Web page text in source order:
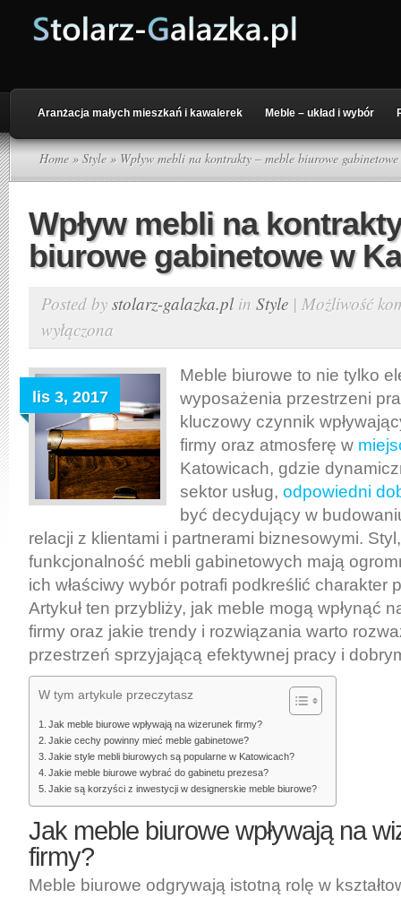
Aranżacja małych mieszkań i kawalerek Meble – układ i wybór
Home » Style » Wpływ mebli na kontrakty – meble biurowe
Wpływ mebli na
biurowe gabinetowe w
Posted by stolarz-galazka.plin Style | Możliwość
wyłączona
lis 3, 2017
Meble biurowe to nie tylko
wyposażenia przestrzeni
kluczowy czynnik
firmy oraz atmosferę w
Katowicach, gdzie
sektor usług, odpowiedni
być decydujący w
relacji z klientami i partnerami biznesowymi.
funkcjonalność mebli gabinetowych mają
ich właściwy wybór potrafi podkreślić charakter
Artykuł ten przybliży, jak meble mogą wpłynąć
firmy oraz jakie trendy i rozwiązania warto
przestrzeń sprzyjającą efektywnej pracy i
W tym artykule przeczytasz
Jak meble biurowe wpływają na wizerunek firmy?
Jakie cechy powinny mieć meble gabinetowe?
Jakie style mebli biurowych są popularne w Katowicach?
Jakie meble biurowe wybrać do gabinetu prezesa?
Jakie są korzyści z inwestycji w designerskie meble biurowe?
Jak meble biurowe wpływają na
firmy?
Meble biurowe odgrywają istotną rolę w